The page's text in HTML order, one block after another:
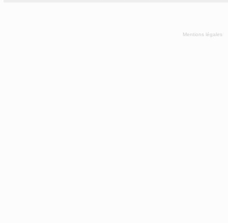
Mentions légales